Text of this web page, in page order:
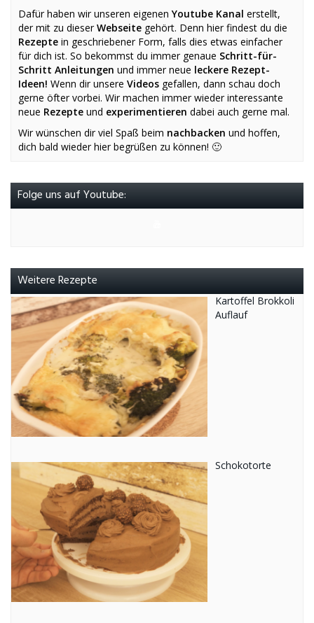
Dafür haben wir unseren eigenenYoutube Kanal erstellt,
der mit zu dieserWebseite gehört. Denn hier findest du die
Rezepte in geschriebener Form, falls dies etwas einfacher
für dich ist. So bekommst du immer genaue Schritt-für-
Schritt Anleitungen und immer neue leckere Rezept-
Ideen! Wenn dir unsere Videos gefallen, dann schau doch
gerne öfter vorbei. Wir machen immer wieder interessante
neue Rezepte und experimentieren dabei auch gerne mal.
Wir wünschen dir viel Spaß beim nachbacken und hoffen,
dich bald wieder hier begrüßen zu können! 🙂
Folge uns auf Youtube:
Weitere Rezepte
Kartoffel Brokkoli
Auflauf
Schokotorte